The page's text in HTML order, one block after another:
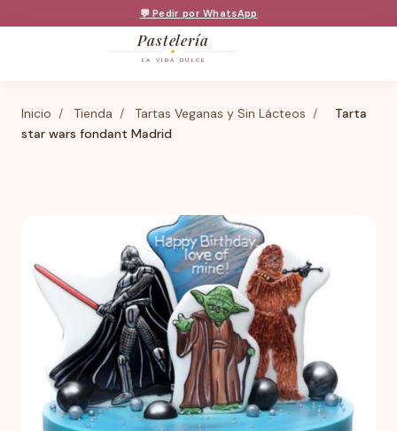
💬 Pedir por WhatsApp
Pastelería
LA VIDA DULCE
Inicio / Tienda / Tartas Veganas y Sin Lácteos /
Tarta
star wars fondant Madrid